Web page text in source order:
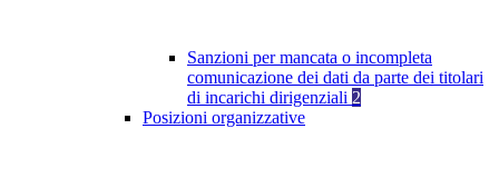
Sanzioni per mancata o incompleta
comunicazione dei dati da parte dei titolari
di incarichi dirigenziali 2
Posizioni organizzative